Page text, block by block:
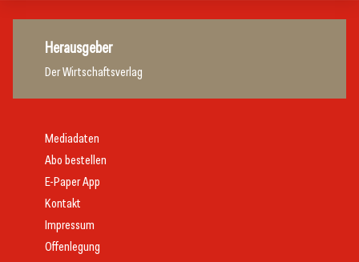
Herausgeber
Der Wirtschaftsverlag
Mediadaten
Abo bestellen
E-Paper App
Kontakt
Impressum
Offenlegung